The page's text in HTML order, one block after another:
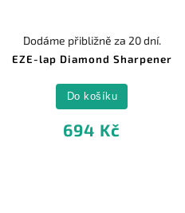
EZE-lap Diamond Sharpener
Dodáme přibližně za 20 dní.
694 Kč
Do košíku